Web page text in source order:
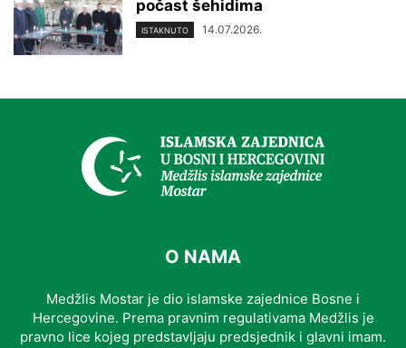
počast šehidima
ISTAKNUTO 14.07.2026.
O NAMA
Medžlis Mostar je dio islamske zajednice Bosne i
Hercegovine. Prema pravnim regulativama Medžlis je
pravno lice kojeg predstavljaju predsjednik i glavni imam.